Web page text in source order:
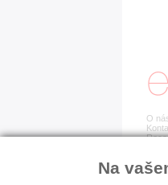
O
Na